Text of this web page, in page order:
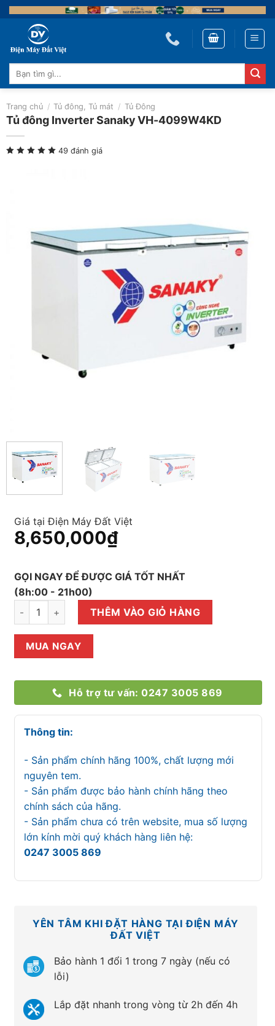
Skip
to
content
Tìm
kiếm:
Trang chủ / Tủ đông, Tủ mát / Tủ Đông
Tủ đông Inverter Sanaky VH-4099W4KD
49 đánh giá
Giá tại Điện Máy Đất Việt
8,650,000₫
GỌI NGAY ĐỂ ĐƯỢC GIÁ TỐT NHẤT
(8h:00 - 21h00)
Tủ đông Inverter Sanaky VH-4099W4KD số lượng
THÊM VÀO GIỎ HÀNG
MUA NGAY
Hỗ trợ tư vấn: 0247 3005 869
Thông tin:
- Sản phẩm chính hãng 100%, chất lượng mới
nguyên tem.
- Sản phẩm được bảo hành chính hãng theo
chính sách của hãng.
- Sản phẩm chưa có trên website, mua số lượng
lớn kính mời quý khách hàng liên hệ:
0247 3005 869
YÊN TÂM KHI ĐẶT HÀNG TẠI ĐIỆN MÁY
ĐẤT VIỆT
Bảo hành 1 đổi 1 trong 7 ngày (nếu có
lỗi)
Lắp đặt nhanh trong vòng từ 2h đến 4h